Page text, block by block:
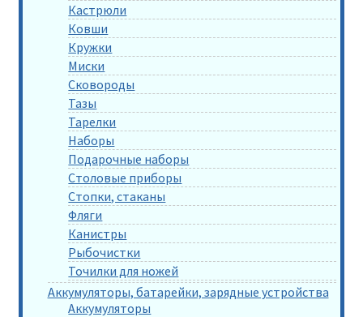
Кастрюли
Ковши
Кружки
Миски
Сковороды
Тазы
Тарелки
Наборы
Подарочные наборы
Столовые приборы
Стопки, стаканы
Фляги
Канистры
Рыбочистки
Точилки для ножей
Аккумуляторы, батарейки, зарядные устройства
Аккумуляторы